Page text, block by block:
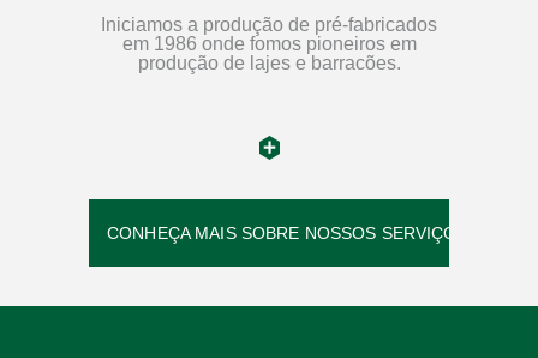
Iniciamos a produção de pré-fabricados
em 1986 onde fomos pioneiros em
produção de lajes e barracões.
CONHEÇA MAIS SOBRE NOSSOS SERVIÇOS